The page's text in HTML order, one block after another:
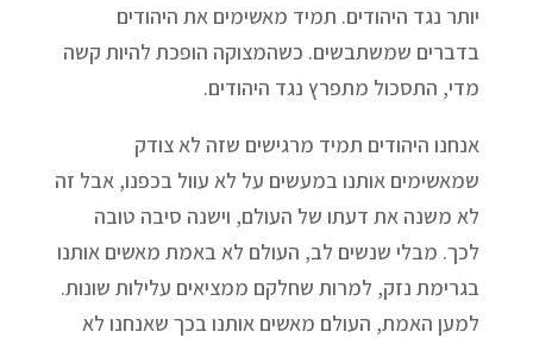
יותר נגד היהודים. תמיד מאשימים את היהודים
בדברים שמשתבשים. כשהמצוקה הופכת להיות קשה
מדי, התסכול מתפרץ נגד היהודים.
אנחנו היהודים תמיד מרגישים שזה לא צודק
שמאשימים אותנו במעשים על לא עוול בכפנו, אבל זה
לא משנה את דעתו של העולם, וישנה סיבה טובה
לכך. מבלי שנשים לב, העולם לא באמת מאשים אותנו
בגרימת נזק, למרות שחלקם ממציאים עלילות שונות.
למען האמת, העולם מאשים אותנו בכך שאנחנו לא